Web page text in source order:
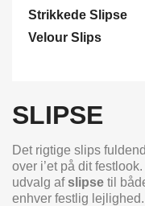
Strikkede Slipse
Velour Slips
SLIPSE
Det rigtige slips
over i’et på dit
udvalg afslipse til
enhver festlig